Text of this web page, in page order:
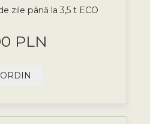
zile până la 3,5 t ECO
PLN
ORDIN